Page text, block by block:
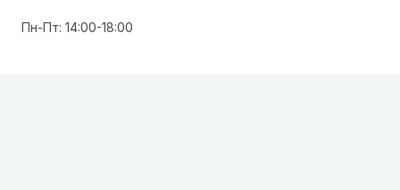
Пн-Пт: 14:00-18:00